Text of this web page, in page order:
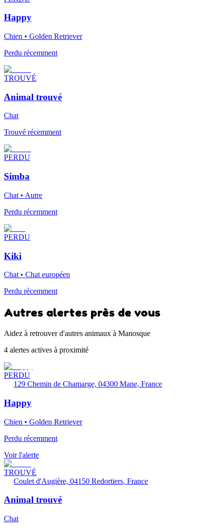
Happy
Chien • Golden Retriever
Perdu récemment
TROUVÉ
Animal trouvé
Chat
Trouvé récemment
PERDU
Simba
Chat • Autre
Perdu récemment
PERDU
Kiki
Chat • Chat européen
Perdu récemment
Autres alertes près de vous
Aidez à retrouver d'autres animaux à Manosque
4 alertes actives à proximité
PERDU
129 Chemin de Chamarge, 04300 Mane, France
Happy
Chien • Golden Retriever
Perdu récemment
Voir l'alerte
TROUVÉ
Coulet d'Augière, 04150 Redortiers, France
Animal trouvé
Chat